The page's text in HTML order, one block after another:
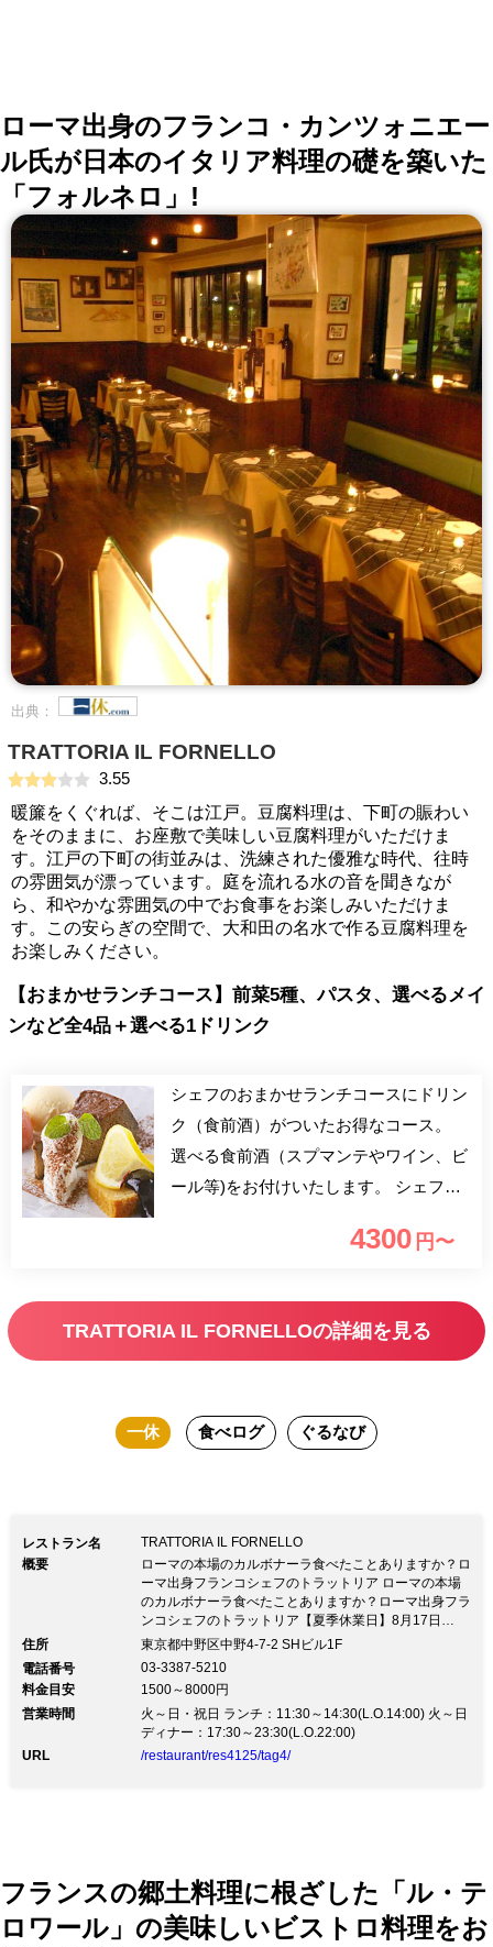
ローマ出身のフランコ・カンツォニエー
ル氏が日本のイタリア料理の礎を築いた
「フォルネロ」!
出典：
TRATTORIA IL FORNELLO
3.55
暖簾をくぐれば、そこは江戸。豆腐料理は、下町の賑わい
をそのままに、お座敷で美味しい豆腐料理がいただけま
す。江戸の下町の街並みは、洗練された優雅な時代、往時
の雰囲気が漂っています。庭を流れる水の音を聞きなが
ら、和やかな雰囲気の中でお食事をお楽しみいただけま
す。この安らぎの空間で、大和田の名水で作る豆腐料理を
お楽しみください。
【おまかせランチコース】前菜5種、パスタ、選べるメイ
ンなど全4品＋選べる1ドリンク
シェフのおまかせランチコースにドリン
ク（食前酒）がついたお得なコース。
選べる食前酒（スプマンテやワイン、ビ
ール等)をお付けいたします。 シェフ特
れる時間と共にお楽しみください。 通
4300 円〜
TRATTORIA IL FORNELLOの詳細を見る
一休 食べログ ぐるなび
レストラン名
TRATTORIA IL FORNELLO
概要
ローマの本場のカルボナーラ食べたことありますか？ロ
ーマ出身フランコシェフのトラットリア ローマの本場
のカルボナーラ食べたことありますか？ローマ出身フラ
ンコシェフのトラットリア【夏季休業日】8月17日
(月）～20日（木）おかげさまで今年で22周年！MOIイ
ラン。シェフの故郷ローマ料理を中心に現地のトラット
リアさながらの落ち着いた店内でゆったりと本物のイタ
リアンを満喫！貸切パーティー、ケータリングも承りま
す。中野駅北口から徒歩７分!
住所
東京都中野区中野4-7-2 SHビル1F
電話番号
03-3387-5210
料金目安
1500～8000円
営業時間
火～日・祝日 ランチ：11:30～14:30(L.O.14:00) 火～日
ディナー：17:30～23:30(L.O.22:00)
URL
/restaurant/res4125/tag4/
フランスの郷土料理に根ざした「ル・テ
ロワール」の美味しいビストロ料理をお